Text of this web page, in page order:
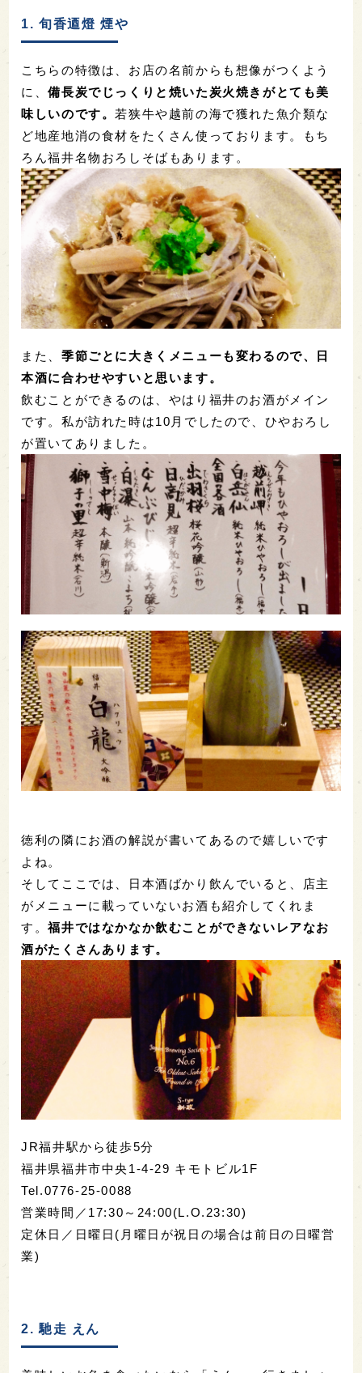
1. 旬香逎燈 煙や
こちらの特徴は、お店の名前からも想像がつくよう
に、備長炭でじっくりと焼いた炭火焼きがとても美
味しいのです。 若狭牛や越前の海で獲れた魚介類な
ど地産地消の食材をたくさん使っております。もち
ろん福井名物おろしそばもあります。
また、季節ごとに大きくメニューも変わるので、日
本酒に合わせやすいと思います。
飲むことができるのは、やはり福井のお酒がメイン
です。私が訪れた時は10月でしたので、ひやおろし
が置いてありました。
徳利の隣にお酒の解説が書いてあるので嬉しいです
よね。
そしてここでは、日本酒ばかり飲んでいると、店主
がメニューに載っていないお酒も紹介してくれま
す。福井ではなかなか飲むことができないレアなお
酒がたくさんあります。
JR福井駅から徒歩5分
福井県福井市中央1-4-29 キモトビル1F
Tel.0776-25-0088
営業時間／17:30～24:00(L.O.23:30)
定休日／日曜日(月曜日が祝日の場合は前日の日曜営
業)
2. 馳走 えん